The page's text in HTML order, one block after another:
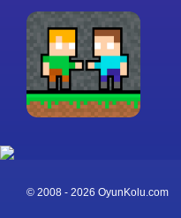
© 2008 - 2026 OyunKolu.com